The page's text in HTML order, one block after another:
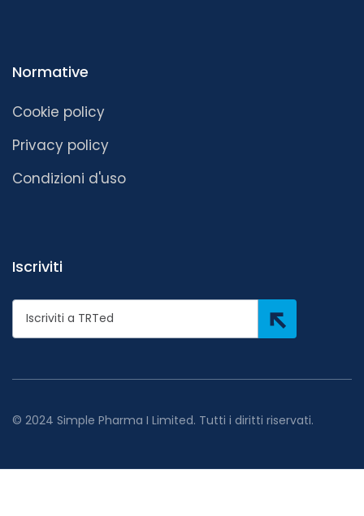
Normative
Cookie policy
Privacy policy
Condizioni d'uso
Iscriviti
© 2024 Simple Pharma I Limited. Tutti i diritti riservati.